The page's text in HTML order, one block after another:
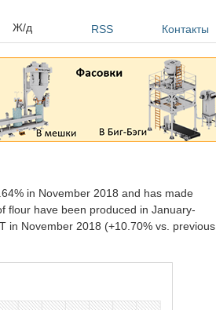
Ж/д RSS Контакты
in November 2018 and has made
flour have been produced in January-
in November 2018 (+10.70% vs. previous